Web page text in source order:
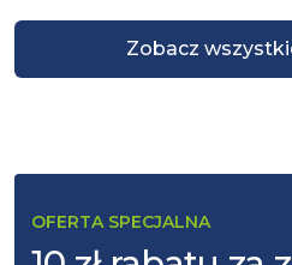
Zobacz
OFERTA SPECJALNA